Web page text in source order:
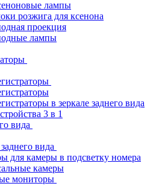
лампы
розжига для ксенона
проекция
лампы
в зеркале заднего вида
3 в 1
вида
вида
для камеры в подсветку номера
камеры
мониторы